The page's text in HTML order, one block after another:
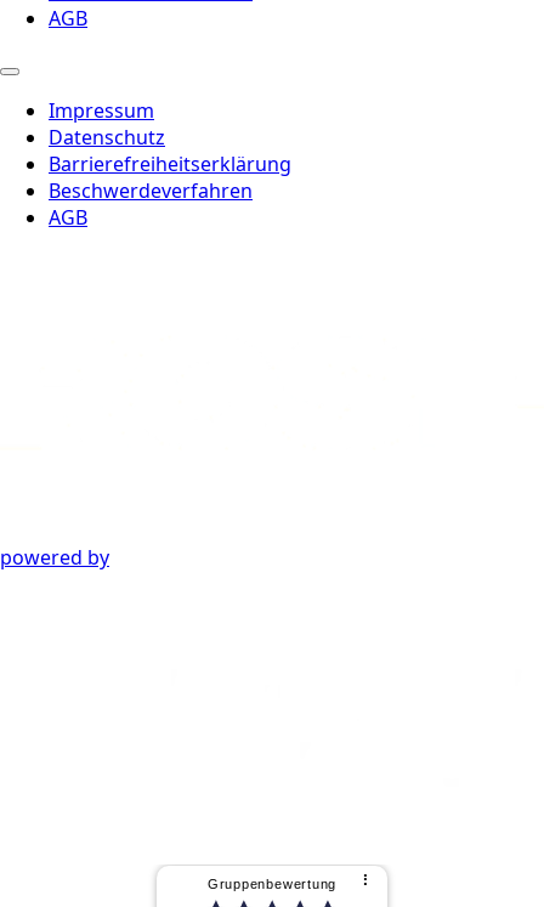
AGB
Impressum
Datenschutz
Barrierefreiheitserklärung
Beschwerdeverfahren
AGB
powered by